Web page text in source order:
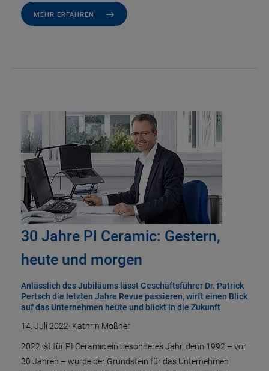
MEHR ERFAHREN
30 Jahre PI Ceramic: Gestern,
heute und morgen
Anlässlich des Jubiläums lässt Geschäftsführer Dr. Patrick
Pertsch die letzten Jahre Revue passieren, wirft einen Blick
auf das Unternehmen heute und blickt in die Zukunft
14. Juli 2022· Kathrin Mößner
2022 ist für PI Ceramic ein besonderes Jahr, denn 1992 – vor
30 Jahren – wurde der Grundstein für das Unternehmen